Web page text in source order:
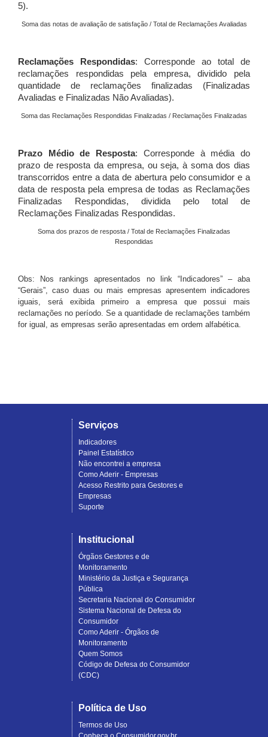
5).
Soma das notas de avaliação de satisfação / Total de Reclamações Avaliadas
Reclamações Respondidas: Corresponde ao total de
reclamações respondidas pela empresa, dividido pela
quantidade de reclamações finalizadas (Finalizadas
Avaliadas e Finalizadas Não Avaliadas).
Soma das Reclamações Respondidas Finalizadas / Reclamações Finalizadas
Prazo Médio de Resposta: Corresponde à média do
prazo de resposta da empresa, ou seja, à soma dos dias
transcorridos entre a data de abertura pelo consumidor e a
data de resposta pela empresa de todas as Reclamações
Finalizadas Respondidas, dividida pelo total de
Reclamações Finalizadas Respondidas.
Soma dos prazos de resposta / Total de Reclamações Finalizadas
Respondidas
Obs: Nos rankings apresentados no link “Indicadores” – aba
“Gerais”, caso duas ou mais empresas apresentem indicadores
iguais, será exibida primeiro a empresa que possui mais
reclamações no período. Se a quantidade de reclamações também
for igual, as empresas serão apresentadas em ordem alfabética.
Serviços
Indicadores
Painel Estatístico
Não encontrei a empresa
Como Aderir - Empresas
Acesso Restrito para Gestores e
Empresas
Suporte
Institucional
Órgãos Gestores e de
Monitoramento
Ministério da Justiça e Segurança
Pública
Secretaria Nacional do Consumidor
Sistema Nacional de Defesa do
Consumidor
Como Aderir - Órgãos de
Monitoramento
Quem Somos
Código de Defesa do Consumidor
(CDC)
Política de Uso
Termos de Uso